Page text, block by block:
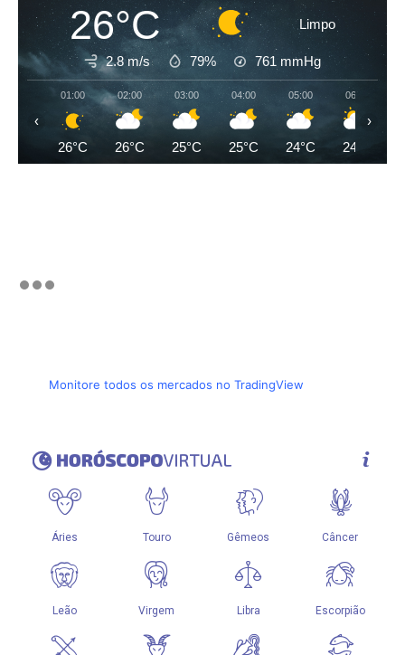
26°C Limpo
2.8 m/s 79% 761 mmHg
01:00
26°C
02:00
26°C
03:00
25°C
04:00
25°C
05:00
24°C
06:00
24°C
‹ ›
Monitore todos os mercados no TradingView